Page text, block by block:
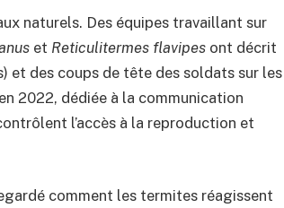
naturels. Des équipes travaillant sur
et Reticulitermes flavipes ont décrit
et des coups de tête des soldats sur les
2022, dédiée à la communication
l’accès à la reproduction et
comment les termites réagissent